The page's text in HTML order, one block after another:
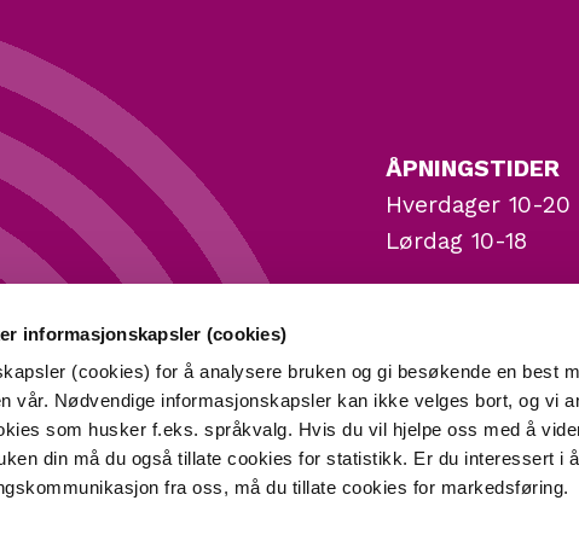
informasjonskapsler (cookies)
(cookies) for å analysere bruken og gi besøkende en best
vår. Nødvendige informasjonskapsler kan ikke velges bort, og vi
som husker f.eks. språkvalg. Hvis du vil hjelpe oss med å
din må du også tillate cookies for statistikk. Er du interessert i
fra oss, må du tillate cookies for markedsføring.
ÅPNINGSTIDER
Hverdager 10-20
Lørdag 10-18
Lagerveien 1, 2,
Stavanger.